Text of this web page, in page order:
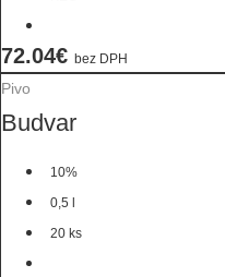
72.04€ bez DPH
Pivo
Budvar
10%
0,5 l
20 ks